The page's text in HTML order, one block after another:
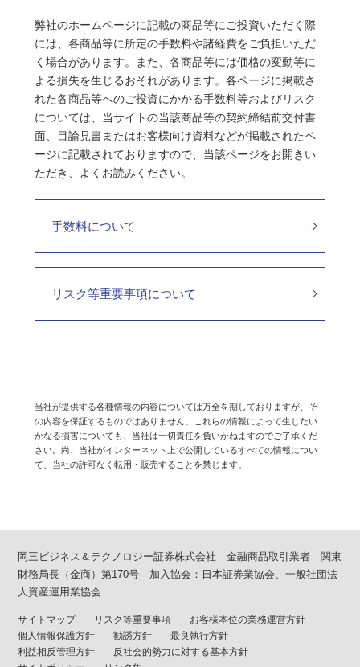
弊社のホームページに記載の商品等にご投資いただく際
には、各商品等に所定の手数料や諸経費をご負担いただ
く場合があります。また、各商品等には価格の変動等に
よる損失を生じるおそれがあります。各ページに掲載さ
れた各商品等へのご投資にかかる手数料等およびリスク
については、当サイトの当該商品等の契約締結前交付書
面、目論見書またはお客様向け資料などが掲載されたペ
ージに記載されておりますので、当該ページをお開きい
ただき、よくお読みください。
手数料について
リスク等重要事項について
当社が提供する各種情報の内容については万全を期しておりますが、そ
の内容を保証するものではありません。これらの情報によって生じたい
かなる損害についても、当社は一切責任を負いかねますのでご了承くだ
さい。尚、当社がインターネット上で公開しているすべての情報につい
て、当社の許可なく転用・販売することを禁じます。
岡三ビジネス＆テクノロジー証券株式会社 金融商品取引業者 関東
財務局長（金商）第170号 加入協会：日本証券業協会、一般社団法
人資産運用業協会
サイトマップ リスク等重要事項
お客様本位の業務運営方針
個人情報保護方針
勧誘方針
最良執行方針
利益相反管理方針
反社会的勢力に対する基本方針